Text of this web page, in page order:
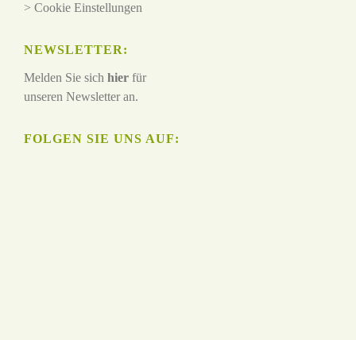
> Cookie Einstellungen
NEWSLETTER:
Melden Sie sich hier für
unseren Newsletter an.
FOLGEN SIE UNS AUF: